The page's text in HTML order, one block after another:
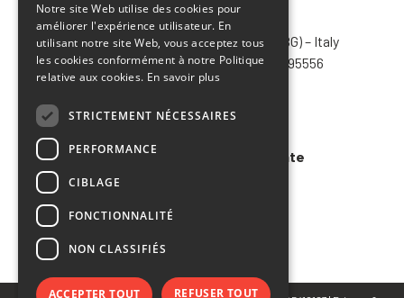
CHIMIVER PANSERI S.p.A.
Via Bergamo, 1401 – 24030 Pontida (BG) – Italy
Tel.+39 035 795031– Fax +39 035 795556
info@chimiver.com
Faq
Conditions générales de vente
SPANISH
Notre site Web utilise des cookies pour
améliorer l'expérience utilisateur. En
utilisant notre site Web, vous acceptez tous
les cookies conformément à notre Politique
relative aux cookies. En savoir plus
STRICTEMENT NÉCESSAIRES
PERFORMANCE
CIBLAGE
FONCTIONNALITÉ
NON CLASSIFIÉS
ACCEPTER TOUT REFUSER TOUT